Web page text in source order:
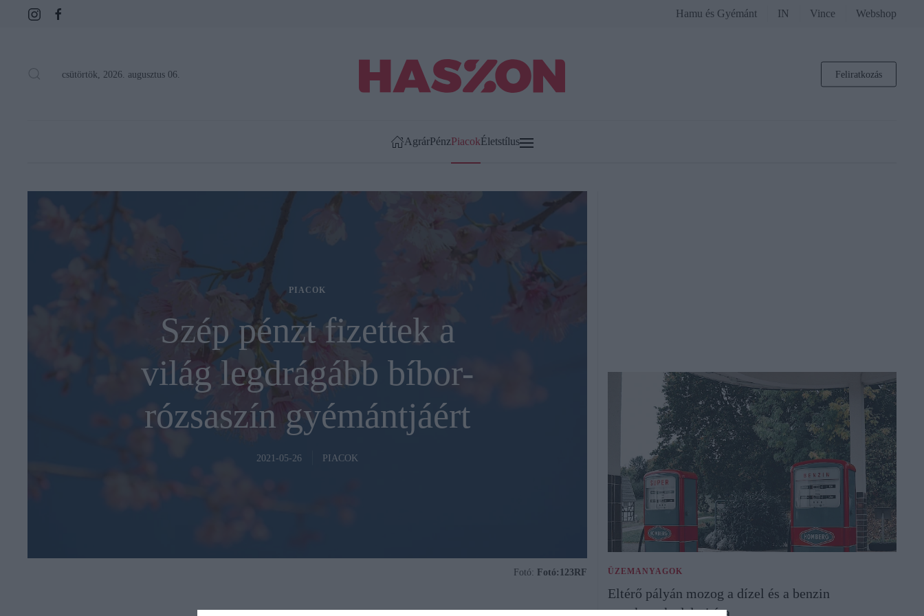
Hamu és Gyémánt IN Vince Webshop
csütörtök, 2026. augusztus 06. Feliratkozás
AgrárPénzPiacokÉletstílus
PIACOK
Szép pénzt fizettek a
világ legdrágább bíbor-
rózsaszín gyémántjáért
2021-05-26 PIACOK
Fotó: Fotó:123RF ÜZEMANYAGOK
Eltérő pályán mozog a dízel és a benzin
nagykereskedelmi ára